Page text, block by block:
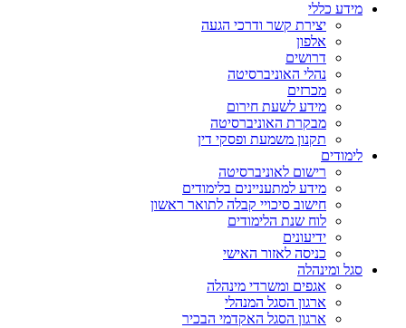
מידע כללי
יצירת קשר ודרכי הגעה
אלפון
דרושים
נהלי האוניברסיטה
מכרזים
מידע לשעת חירום
מבקרת האוניברסיטה
תקנון משמעת ופסקי דין
לימודים
רישום לאוניברסיטה
מידע למתעניינים בלימודים
חישוב סיכויי קבלה לתואר ראשון
לוח שנת הלימודים
ידיעונים
כניסה לאזור האישי
סגל ומינהלה
אגפים ומשרדי מינהלה
ארגון הסגל המנהלי
ארגון הסגל האקדמי הבכיר